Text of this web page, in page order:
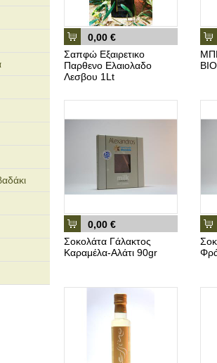
0,00 €
Σαπφώ Εξαιρετικο
Παρθενο Ελαιολαδο
Λεσβου 1Lt
0,00 €
Σοκολάτα Γάλακτος
Καραμέλα-Αλάτι 90gr